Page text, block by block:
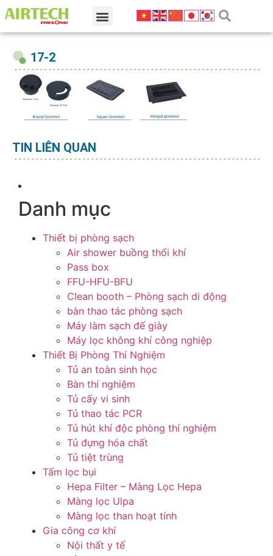
17-2
TIN LIÊN QUAN
Danh mục
Thiết bị phòng sạch
Air shower buồng thổi khí
Pass box
FFU-HFU-BFU
Clean booth – Phòng sạch di động
bàn thao tác phòng sạch
Máy làm sạch đế giày
Máy lọc không khí công nghiệp
Thiết Bị Phòng Thí Nghiệm
Tủ an toàn sinh học
Bàn thí nghiệm
Tủ cấy vi sinh
Tủ thao tác PCR
Tủ hút khí độc phòng thí nghiệm
Tủ đựng hóa chất
Tủ tiệt trùng
Tấm lọc bụi
Hepa Filter – Màng Lọc Hepa
Màng lọc Ulpa
Màng lọc than hoạt tính
Gia công cơ khí
Nội thất y tế